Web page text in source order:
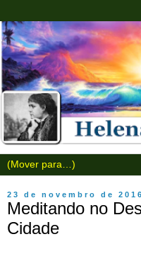
23 de novembro de 2016
Meditando no
Cidade